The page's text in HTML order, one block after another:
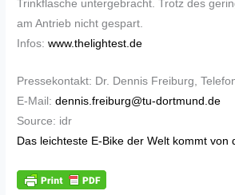
Trinkflasche untergebracht. Trotz des
am Antrieb nicht gespart.
Infos:www.thelightest.de
Pressekontakt: Dr. Dennis Freiburg,
E-Mail:dennis.freiburg@tu-dortmund.de
Source: idr
Das leichteste E-Bike der Welt kommt von